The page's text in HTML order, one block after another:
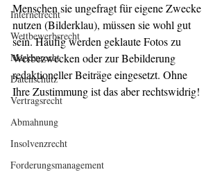
Internetrecht
Wettbewerbsrecht
Markenrecht
Datenschutz
Vertragsrecht
Abmahnung
Insolvenzrecht
Forderungsmanagement
Menschen sie ungefragt für eigene Zwecke
nutzen (Bilderklau), müssen sie wohl gut
sein. Häufig werden geklaute Fotos zu
Werbezwecken oder zur Bebilderung
redaktioneller Beiträge eingesetzt. Ohne
Ihre Zustimmung ist das aber rechtswidrig!